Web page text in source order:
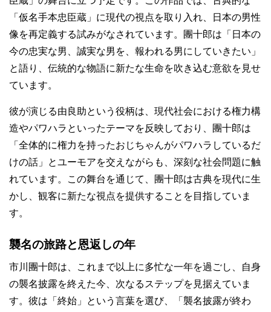
「仮名手本忠臣蔵」に現代の視点を取り入れ、日本の男性
像を再定義する試みがなされています。團十郎は「日本の
今の忠実な男、誠実な男を、報われる男にしていきたい」
と語り、伝統的な物語に新たな生命を吹き込む意欲を見せ
ています。
彼が演じる由良助という役柄は、現代社会における権力構
造やパワハラといったテーマを反映しており、團十郎は
「全体的に権力を持ったおじちゃんがパワハラしているだ
けの話」とユーモアを交えながらも、深刻な社会問題に触
れています。この舞台を通じて、團十郎は古典を現代に生
かし、観客に新たな視点を提供することを目指していま
す。
襲名の旅路と恩返しの年
市川團十郎は、これまで以上に多忙な一年を過ごし、自身
の襲名披露を終えた今、次なるステップを見据えていま
す。彼は「終始」という言葉を選び、「襲名披露が終わ